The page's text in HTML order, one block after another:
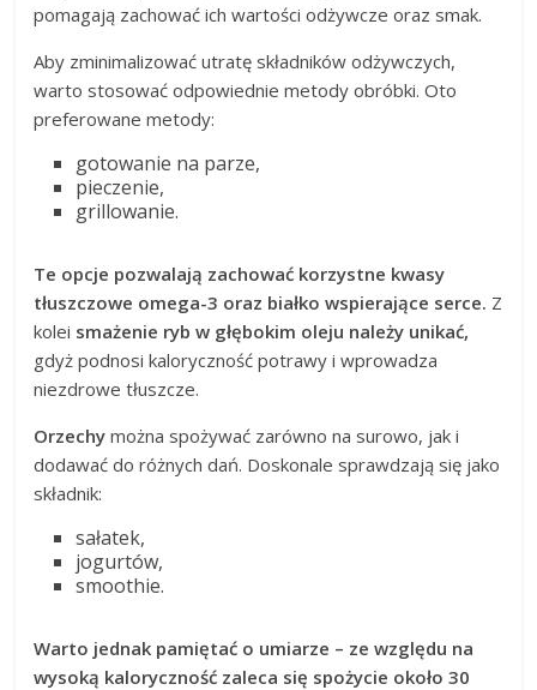
pomagają zachować ich wartości odżywcze oraz smak.
Aby zminimalizować utratę składników odżywczych,
warto stosować odpowiednie metody obróbki. Oto
preferowane metody:
gotowanie na parze,
pieczenie,
grillowanie.
Te opcje pozwalają zachować korzystne kwasy
tłuszczowe omega-3 oraz białko wspierające serce. Z
kolei smażenie ryb w głębokim oleju należy unikać,
gdyż podnosi kaloryczność potrawy i wprowadza
niezdrowe tłuszcze.
Orzechy można spożywać zarówno na surowo, jak i
dodawać do różnych dań. Doskonale sprawdzają się jako
składnik:
sałatek,
jogurtów,
smoothie.
Warto jednak pamiętać o umiarze – ze względu na
wysoką kaloryczność zaleca się spożycie około 30